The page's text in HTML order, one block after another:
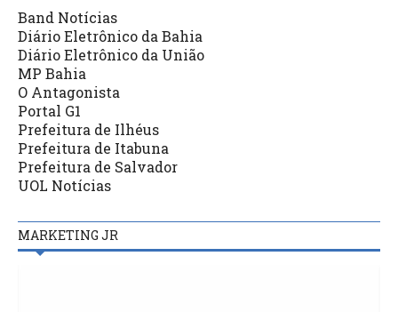
Band Notícias
Diário Eletrônico da Bahia
Diário Eletrônico da União
MP Bahia
O Antagonista
Portal G1
Prefeitura de Ilhéus
Prefeitura de Itabuna
Prefeitura de Salvador
UOL Notícias
MARKETING JR